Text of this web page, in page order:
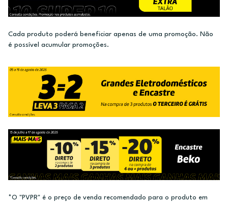
Cada produto poderá beneficiar apenas de uma promoção. Não
é possível acumular promoções.
*O "PVPR" é o preço de venda recomendado para o produto em